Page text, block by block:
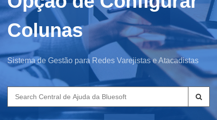
Colunas
Sistema de Gestão para Redes Varejistas e Atacadistas
Search
for: